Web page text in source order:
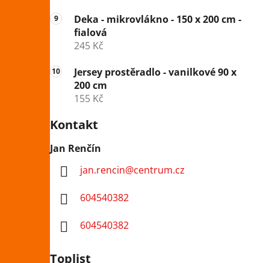
Deka - mikrovlákno - 150 x 200 cm -
fialová
245 Kč
Jersey prostěradlo - vanilkové 90 x
200 cm
155 Kč
Kontakt
Jan Renčín
jan.rencin@centrum.cz
604540382
604540382
Toplist